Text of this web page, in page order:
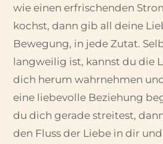
wie einen erfrischenden
kochst, dann gib all deine
Bewegung, in jede Zutat.
langweilig ist, kannst du die
dich herum wahrnehmen
eine liebevolle Beziehung
du dich gerade streitest,
den Fluss der Liebe in dir